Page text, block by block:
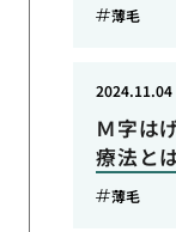
薄毛
Ｍ字は
療法と
2024.11.04
薄毛